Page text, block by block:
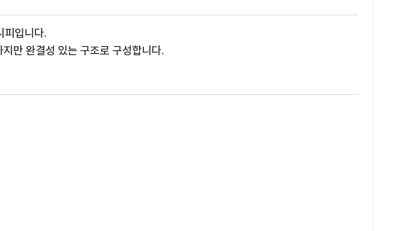
입니다.
만 완결성 있는 구조로 구성합니다.